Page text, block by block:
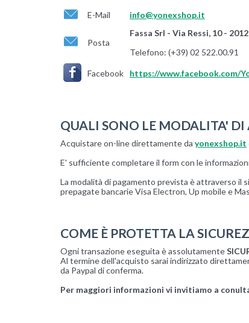
E-Mail info@yonexshop.it
Posta
Fassa Srl - Via Ressi, 10 -
Telefono: (+39) 02 522.00.91
Facebook https://www.facebook.com/
QUALI SONO LE MODALITA' DI
Acquistare on-line direttamente da yonexshop.it
E' sufficiente completare il form con le
La modalità di pagamento prevista è attraverso il
prepagate bancarie Visa Electron, Up mobile e
COME È PROTETTA LA
Ogni transazione eseguita è assolutamente
Al termine dell'acquisto sarai indirizzato
da Paypal di conferma.
Per maggiori informazioni vi invitiamo a